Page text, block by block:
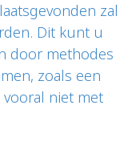
zal
Dit kunt u
door methodes
zoals een
niet met